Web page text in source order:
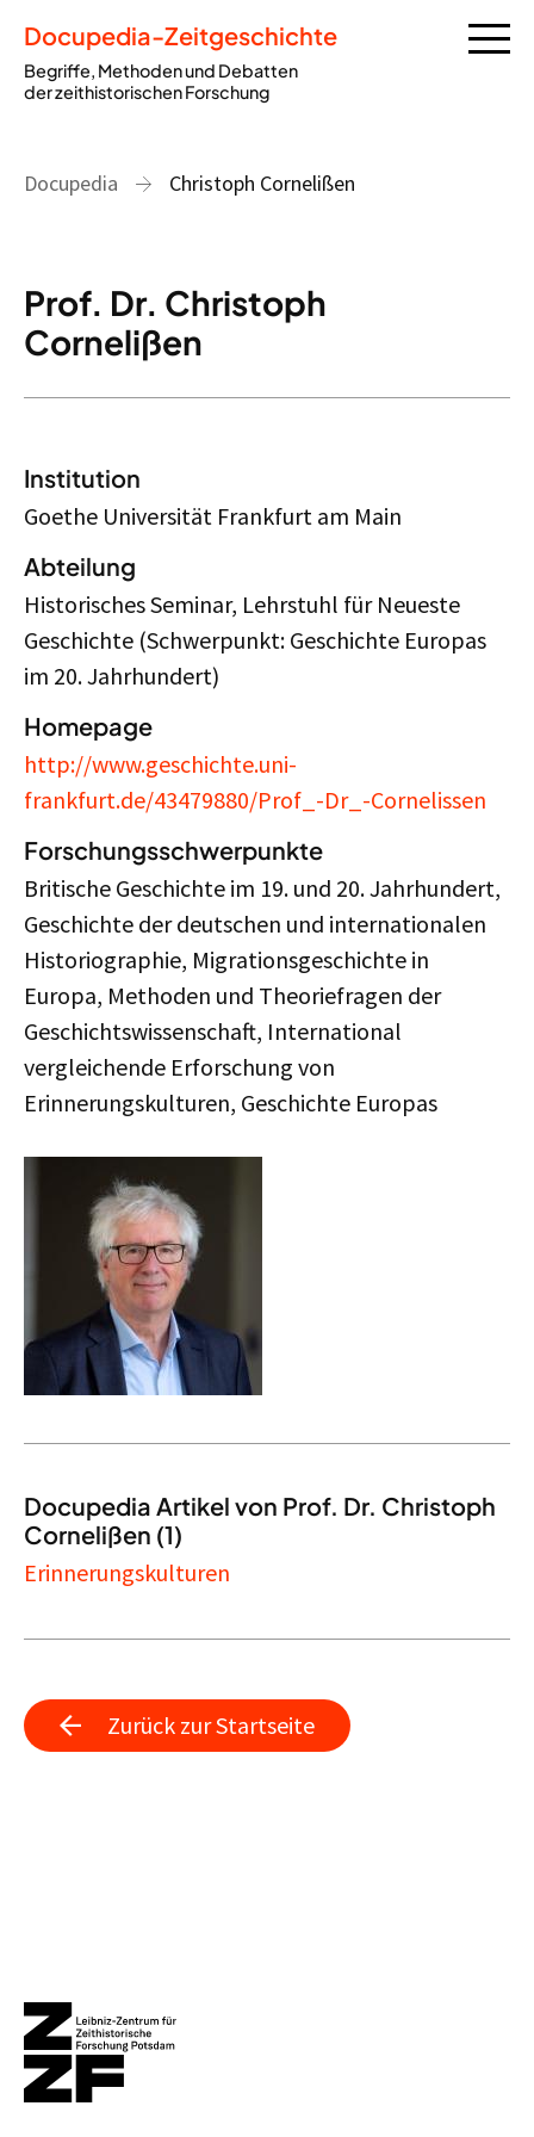
Docupedia-Zeitgeschichte
Begriffe, Methoden und Debatten
der zeithistorischen Forschung
Docupedia Christoph Cornelißen
Prof. Dr. Christoph
Cornelißen
Institution
Goethe Universität Frankfurt am Main
Abteilung
Historisches Seminar, Lehrstuhl für Neueste
Geschichte (Schwerpunkt: Geschichte Europas
im 20. Jahrhundert)
Homepage
http://www.geschichte.uni-
frankfurt.de/43479880/Prof_-Dr_-Cornelissen
Forschungsschwerpunkte
Britische Geschichte im 19. und 20. Jahrhundert,
Geschichte der deutschen und internationalen
Historiographie, Migrationsgeschichte in
Europa, Methoden und Theoriefragen der
Geschichtswissenschaft, International
vergleichende Erforschung von
Erinnerungskulturen, Geschichte Europas
Docupedia Artikel von Prof. Dr. Christoph
Cornelißen (1)
Erinnerungskulturen
Zurück zur Startseite